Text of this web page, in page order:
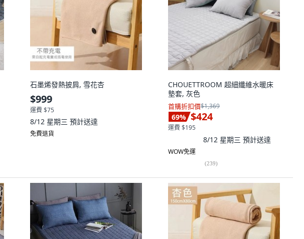
石墨烯發熱披肩, 雪花杏
$999
運費 $75
8/12 星期三 預計送達
免費退貨
CHOUETTROOM 超細纖維水暖床
墊套, 灰色
首購折扣價$1,369
69% $424
運費 $195
8/12 星期三 預計送達
WOW免運
(239)